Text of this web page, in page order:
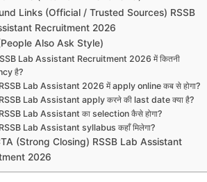
Links (Official / Trusted Sources) RSSB
Recruitment 2026
Also Ask Style)
Lab Assistant Recruitment 2026 में कितनी
है?
Lab Assistant 2026 में apply online कब से होगा?
Lab Assistant apply करने की last date क्या है?
Lab Assistant का selection कैसे होगा?
Lab Assistant syllabus कहाँ मिलेगा?
(Strong Closing) RSSB Lab Assistant
2026